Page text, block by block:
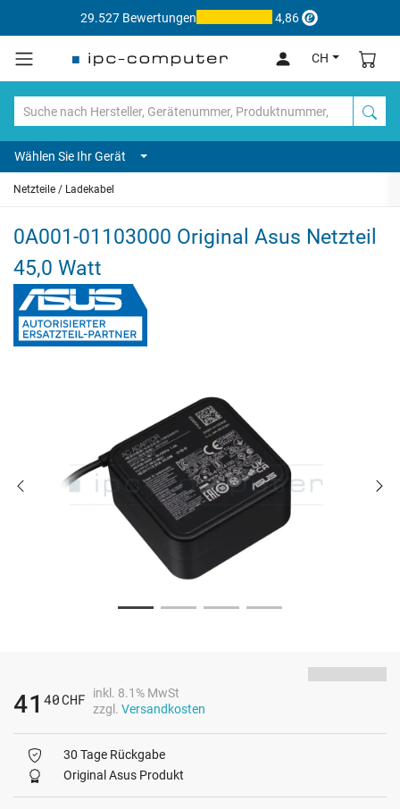
29.527 Bewertungen 4,86
CH
Wählen Sie Ihr Gerät
Netzteile / Ladekabel
0A001-01103000 Original Asus Netzteil
45,0 Watt
41 40CHF
inkl. 8.1% MwSt
zzgl. Versandkosten
30 Tage Rückgabe
Original Asus Produkt